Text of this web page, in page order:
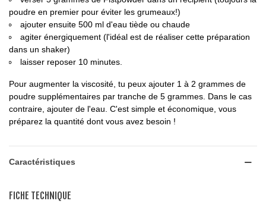
poudre en premier pour éviter les grumeaux!)
ajouter ensuite 500 ml d'eau tiède ou chaude
agiter énergiquement (l'idéal est de réaliser cette préparation
dans un shaker)
laisser reposer 10 minutes.
Pour augmenter la viscosité, tu peux ajouter 1 à 2 grammes de
poudre supplémentaires par tranche de 5 grammes. Dans le cas
contraire, ajouter de l'eau. C'est simple et économique, vous
préparez la quantité dont vous avez besoin !
Caractéristiques
FICHE TECHNIQUE